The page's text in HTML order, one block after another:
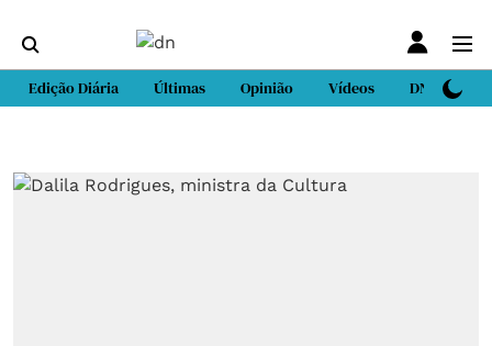
Edição Diária Últimas Opinião Vídeos DN Sport